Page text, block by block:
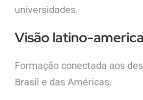
universidades.
Visão latino-
Formação conectada aos
Brasil e das Américas.